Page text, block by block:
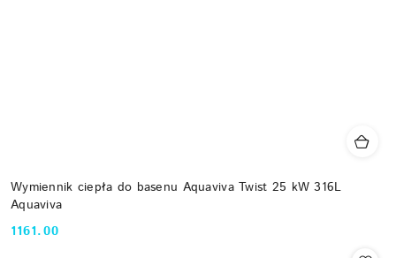
Wymiennik ciepła do basenu Aquaviva Twist 25 kW 316L
Aquaviva
Cena:
1161.00